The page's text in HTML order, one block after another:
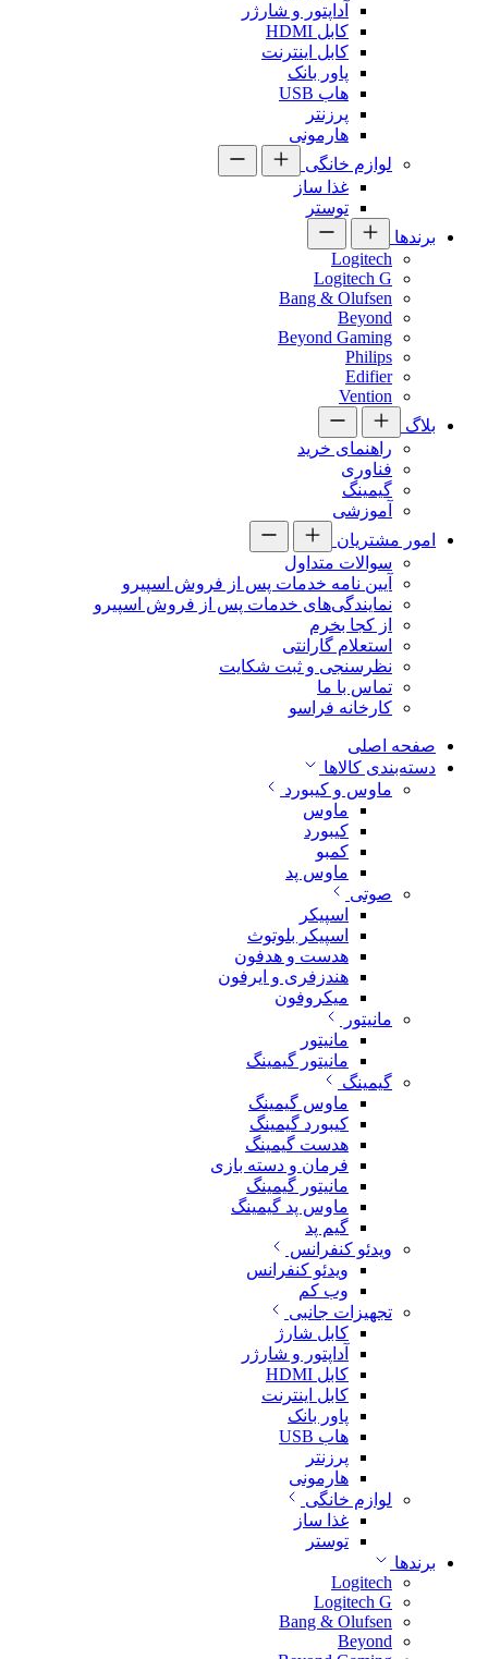
آداپتور و شارژر
کابل HDMI
کابل اینترنت
پاور بانک
هاب USB
پرزنتر
هارمونی
لوازم خانگی
غذا ساز
توستر
برندها
Logitech
Logitech G
Bang & Olufsen
Beyond
Beyond Gaming
Philips
Edifier
Vention
بلاگ
راهنمای خرید
فناوری
گیمینگ
آموزشی
امور مشتریان
سوالات متداول
آیین نامه خدمات پس از فروش اسپیرو
نمایندگی‌های خدمات پس از فروش اسپیرو
از کجا بخرم
استعلام گارانتی
نظرسنجی و ثبت شکایت
تماس با ما
کارخانه فراسو
صفحه اصلی
دسته‌بندی کالاها
ماوس و کیبورد
ماوس
کیبورد
کمبو
ماوس پد
صوتی
اسپیکر
اسپیکر بلوتوث
هدست و هدفون
هندزفری و ایرفون
میکروفون
مانیتور
مانیتور
مانیتور گیمینگ
گیمینگ
ماوس گیمینگ
کیبورد گیمینگ
هدست گیمینگ
فرمان و دسته بازی
مانیتور گیمینگ
ماوس پد گیمینگ
گیم پد
ویدئو کنفرانس
ویدئو کنفرانس
وب کم
تجهیزات جانبی
کابل شارژ
آداپتور و شارژر
کابل HDMI
کابل اینترنت
پاور بانک
هاب USB
پرزنتر
هارمونی
لوازم خانگی
غذا ساز
توستر
برندها
Logitech
Logitech G
Bang & Olufsen
Beyond